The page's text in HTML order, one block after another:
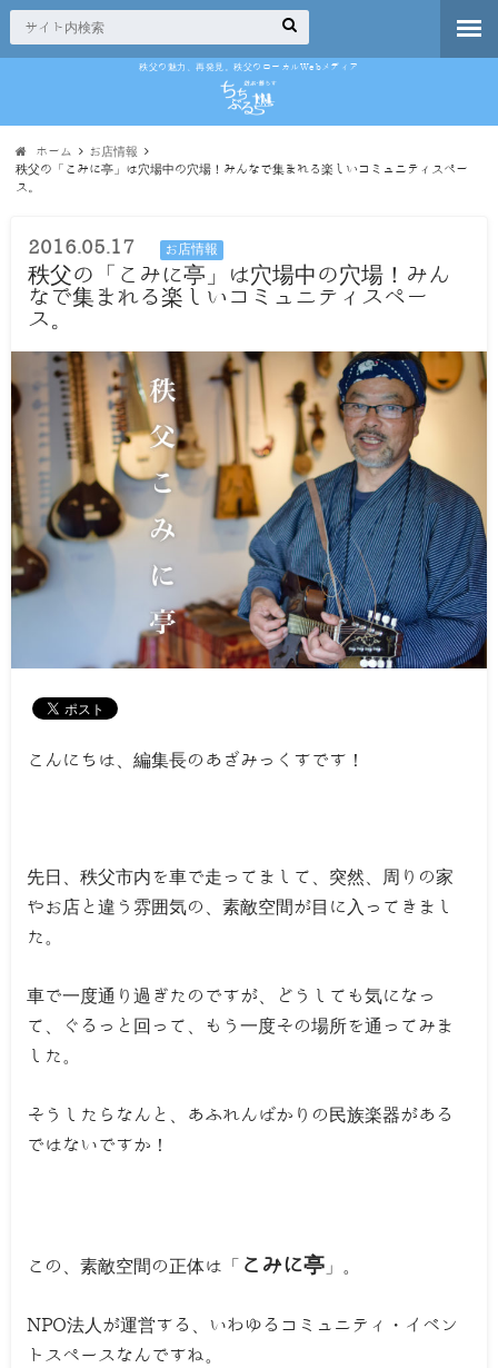
秩父の魅力、再発見。秩父のローカルWebメディア
ホーム
お店情報
秩父の「こみに亭」は穴場中の穴場！みんなで集まれる楽しいコミュニティスペー
ス。
2016.05.17 お店情報
秩父の「こみに亭」は穴場中の穴場！みん
なで集まれる楽しいコミュニティスペー
ス。
こんにちは、編集長のあざみっくすです！
先日、秩父市内を車で走ってまして、突然、周りの家
やお店と違う雰囲気の、素敵空間が目に入ってきまし
た。
車で一度通り過ぎたのですが、どうしても気になっ
て、ぐるっと回って、もう一度その場所を通ってみま
した。
そうしたらなんと、あふれんばかりの民族楽器がある
ではないですか！
この、素敵空間の正体は「 こみに亭 」。
NPO法人が運営する、いわゆるコミュニティ・イベン
トスペースなんですね。